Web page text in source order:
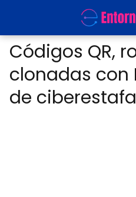
Códigos QR,
clonadas con
de